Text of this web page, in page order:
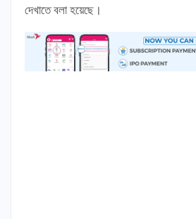
দেখাতে বলা হয়েছে।